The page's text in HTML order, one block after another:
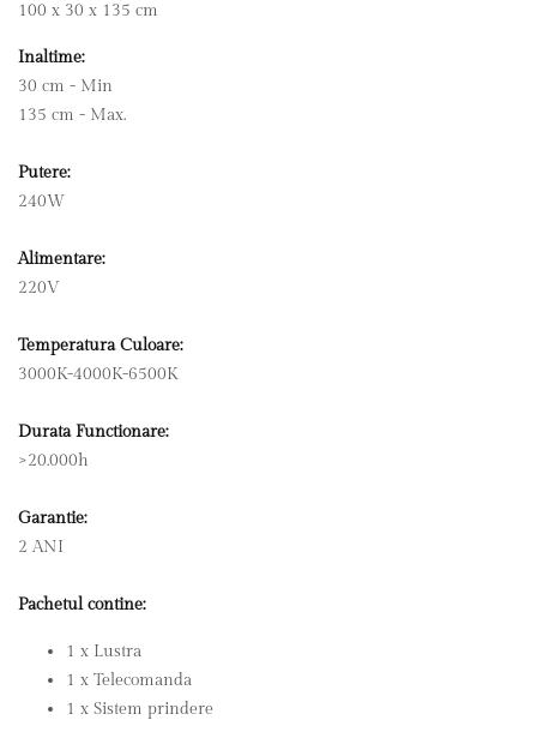
100 x 30 x 135 cm
Inaltime:
30 cm - Min
135 cm - Max.
Putere:
240W
Alimentare:
220V
Temperatura Culoare:
3000K-4000K-6500K
Durata Functionare:
>20.000h
Garantie:
2 ANI
Pachetul contine:
1 x Lustra
1 x Telecomanda
1 x Sistem prindere